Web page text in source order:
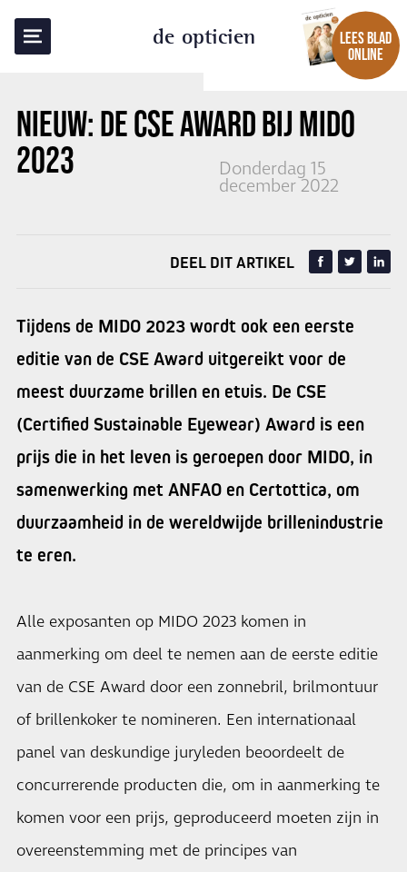
de opticien
LEES BLAD
ONLINE
NIEUW: DE CSE AWARD BIJ MIDO
2023
Donderdag 15
december 2022
TERUG NAAR OVERZICHT
DEEL DIT ARTIKEL
Tijdens de MIDO 2023 wordt ook een eerste
editie van de CSE Award uitgereikt voor de
meest duurzame brillen en etuis. De CSE
(Certified Sustainable Eyewear) Award is een
prijs die in het leven is geroepen door MIDO, in
samenwerking met ANFAO en Certottica, om
duurzaamheid in de wereldwijde brillenindustrie
te eren.
Alle exposanten op MIDO 2023 komen in
aanmerking om deel te nemen aan de eerste editie
van de CSE Award door een zonnebril, brilmontuur
of brillenkoker te nomineren. Een internationaal
panel van deskundige juryleden beoordeelt de
concurrerende producten die, om in aanmerking te
komen voor een prijs, geproduceerd moeten zijn in
overeenstemming met de principes van